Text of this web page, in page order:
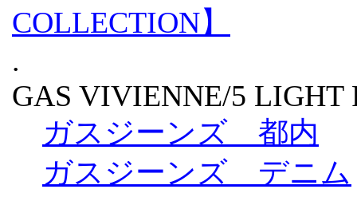
COLLECTION】
.
GAS VIVIENNE/5 LIGHT
ガスジーンズ 都内
ガスジーンズ デニム